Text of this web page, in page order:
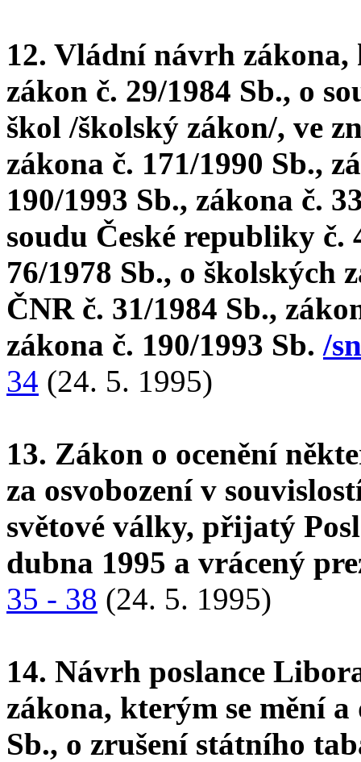
12. Vládní návrh
zákon č. 29/1984 Sb., o
škol /školský zákon/, ve
zákona č. 171/1990 Sb.,
190/1993 Sb., zákona č.
soudu České republiky č.
76/1978 Sb., o školských
ČNR č. 31/1984 Sb.,
zákona č. 190/1993 Sb. /
34 (24. 5. 1995)
13. Zákon o ocenění
za osvobození v
světové války, přijatý
dubna 1995 a vrácený
35 - 38 (24. 5. 1995)
14. Návrh poslance
zákona, kterým se mění
Sb., o zrušení státního